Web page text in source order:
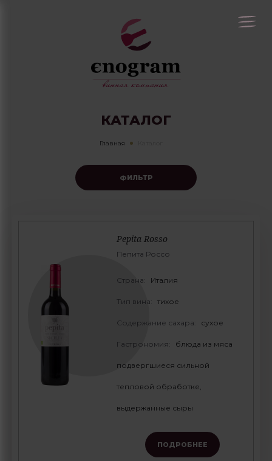
КАТАЛОГ
Главная
ФИЛЬТР
Pepita Rosso
Пепита Россо
Страна: Италия
Тип вина: тихое
Содержание сахара: сухое
Гастрономия: блюда из мяса
подвергшиеся сильной
тепловой обработке,
выдержанные сыры
ПОДРОБНЕЕ